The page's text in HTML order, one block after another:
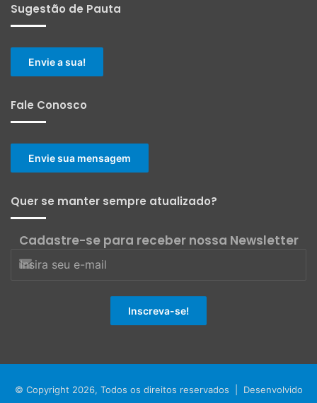
Sugestão de Pauta
Envie a sua!
Fale Conosco
Envie sua mensagem
Quer se manter sempre atualizado?
Cadastre-se para receber nossa Newsletter
© Copyright 2026, Todos os direitos reservados | Desenvolvido